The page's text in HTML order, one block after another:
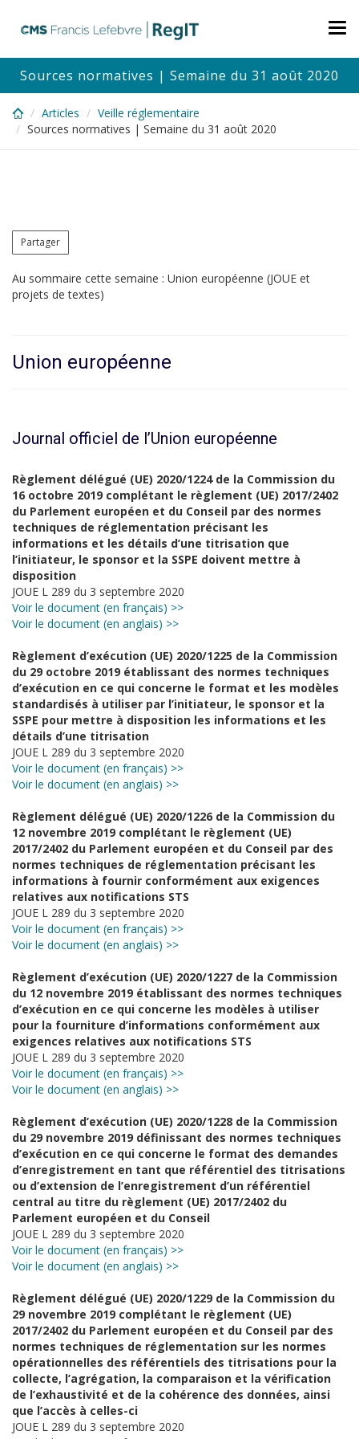
content
Sources normatives | Semaine du 31 août 2020
Articles
Veille réglementaire
Sources normatives | Semaine du 31 août 2020
Partager
Au sommaire cette semaine : Union européenne (JOUE et
projets de textes)
Union européenne
Journal officiel de l’Union européenne
Règlement délégué (UE) 2020/1224 de la Commission du
16 octobre 2019 complétant le règlement (UE) 2017/2402
du Parlement européen et du Conseil par des normes
techniques de réglementation précisant les
informations et les détails d’une titrisation que
l’initiateur, le sponsor et la SSPE doivent mettre à
disposition
JOUE L 289 du 3 septembre 2020
Voir le document (en français) >>
Voir le document (en anglais) >>
Règlement d’exécution (UE) 2020/1225 de la Commission
du 29 octobre 2019 établissant des normes techniques
d’exécution en ce qui concerne le format et les modèles
standardisés à utiliser par l’initiateur, le sponsor et la
SSPE pour mettre à disposition les informations et les
détails d’une titrisation
JOUE L 289 du 3 septembre 2020
Voir le document (en français) >>
Voir le document (en anglais) >>
Règlement délégué (UE) 2020/1226 de la Commission du
12 novembre 2019 complétant le règlement (UE)
2017/2402 du Parlement européen et du Conseil par des
normes techniques de réglementation précisant les
informations à fournir conformément aux exigences
relatives aux notifications STS
JOUE L 289 du 3 septembre 2020
Voir le document (en français) >>
Voir le document (en anglais) >>
Règlement d’exécution (UE) 2020/1227 de la Commission
du 12 novembre 2019 établissant des normes techniques
d’exécution en ce qui concerne les modèles à utiliser
pour la fourniture d’informations conformément aux
exigences relatives aux notifications STS
JOUE L 289 du 3 septembre 2020
Voir le document (en français) >>
Voir le document (en anglais) >>
Règlement d’exécution (UE) 2020/1228 de la Commission
du 29 novembre 2019 définissant des normes techniques
d’exécution en ce qui concerne le format des demandes
d’enregistrement en tant que référentiel des titrisations
ou d’extension de l’enregistrement d’un référentiel
central au titre du règlement (UE) 2017/2402 du
Parlement européen et du Conseil
JOUE L 289 du 3 septembre 2020
Voir le document (en français) >>
Voir le document (en anglais) >>
Règlement délégué (UE) 2020/1229 de la Commission du
29 novembre 2019 complétant le règlement (UE)
2017/2402 du Parlement européen et du Conseil par des
normes techniques de réglementation sur les normes
opérationnelles des référentiels des titrisations pour la
collecte, l’agrégation, la comparaison et la vérification
de l’exhaustivité et de la cohérence des données, ainsi
que l’accès à celles-ci
JOUE L 289 du 3 septembre 2020